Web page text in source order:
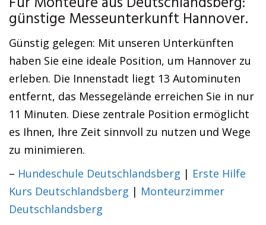
günstige Messeunterkunft Hannover.
Günstig gelegen: Mit unseren Unterkünften
haben Sie eine ideale Position, um Hannover zu
erleben. Die Innenstadt liegt 13 Autominuten
entfernt, das Messegelände erreichen Sie in nur
11 Minuten. Diese zentrale Position ermöglicht
es Ihnen, Ihre Zeit sinnvoll zu nutzen und Wege
zu minimieren.
– Hundeschule Deutschlandsberg | Erste Hilfe
Kurs Deutschlandsberg | Monteurzimmer
Deutschlandsberg